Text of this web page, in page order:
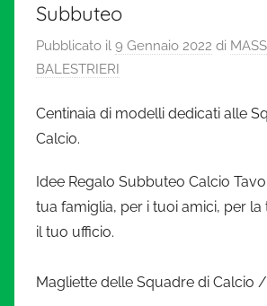
Subbuteo
Pubblicato il 9 Gennaio 2022 di
BALESTRIERI
Centinaia di modelli dedicati alle
Calcio.
Idee Regalo Subbuteo Calcio
tua famiglia, per i tuoi amici, per la
il tuo ufficio.
Magliette delle Squadre di Calcio